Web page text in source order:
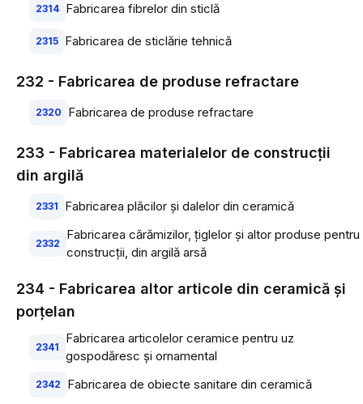
2314 Fabricarea fibrelor din sticlă
2315 Fabricarea de sticlărie tehnică
232 - Fabricarea de produse refractare
2320 Fabricarea de produse refractare
233 - Fabricarea materialelor de construcţii
din argilă
2331 Fabricarea plăcilor şi dalelor din ceramică
2332
Fabricarea cărămizilor, ţiglelor şi altor produse pentru
construcţii, din argilă arsă
234 - Fabricarea altor articole din ceramică şi
porţelan
2341
Fabricarea articolelor ceramice pentru uz
gospodăresc şi ornamental
2342 Fabricarea de obiecte sanitare din ceramică